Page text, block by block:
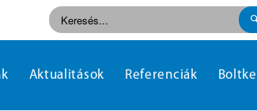
Aktualitások Referenciák